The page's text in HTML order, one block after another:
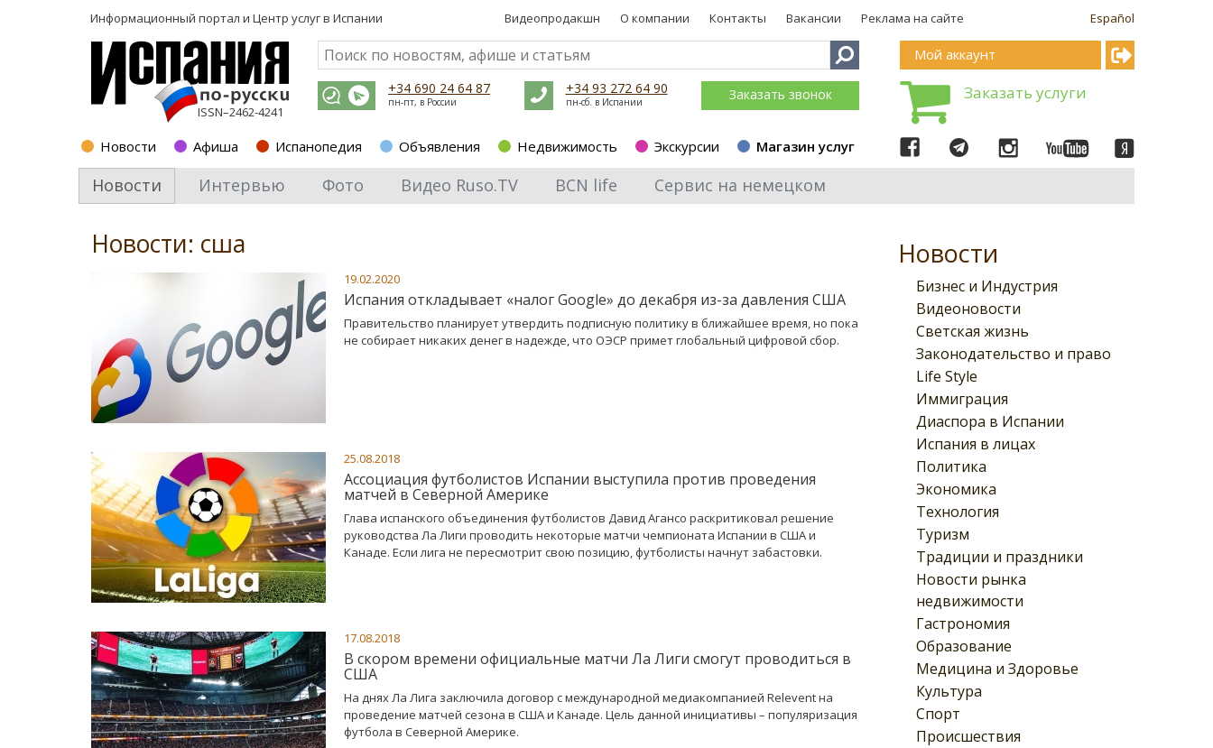
Информационный портал и Центр услуг в Испании Español
Видеопродакшн О компании Контакты Вакансии Реклама на сайте
ISSN–2462-4241
+34 690 24 64 87
пн-пт, в России
+34 93 272 64 90
пн-сб. в Испании Заказать звонок
Новости Афиша Испанопедия Объявления Недвижимость Экскурсии Магазин услуг
Мой аккаунт
Заказать услуги
Новости Интервью Фото Видео Ruso.TV BCN life Сервис на немецком
Новости
Бизнес и Индустрия
Видеоновости
Светская жизнь
Законодательство и право
Life Style
Иммиграция
Диаспора в Испании
Испания в лицах
Политика
Экономика
Технология
Туризм
Традиции и праздники
Новости рынка
недвижимости
Гастрономия
Образование
Медицина и Здоровье
Культура
Спорт
Происшествия
Новости: сша
19.02.2020
Испания откладывает «налог Google» до декабря из-за давления США
Правительство планирует утвердить подписную политику в ближайшее время, но пока
не собирает никаких денег в надежде, что ОЭСР примет глобальный цифровой сбор.
25.08.2018
Ассоциация футболистов Испании выступила против проведения
матчей в Северной Америке
Глава испанского объединения футболистов Давид Агансо раскритиковал решение
руководства Ла Лиги проводить некоторые матчи чемпионата Испании в США и
Канаде. Если лига не пересмотрит свою позицию, футболисты начнут забастовки.
17.08.2018
В скором времени официальные матчи Ла Лиги смогут проводиться в
США
На днях Ла Лига заключила договор с международной медиакомпанией Relevent на
проведение матчей сезона в США и Канаде. Цель данной инициативы – популяризация
футбола в Северной Америке.